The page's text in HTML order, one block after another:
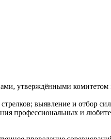
утверждёнными
выявление и отбор
профессиональных и